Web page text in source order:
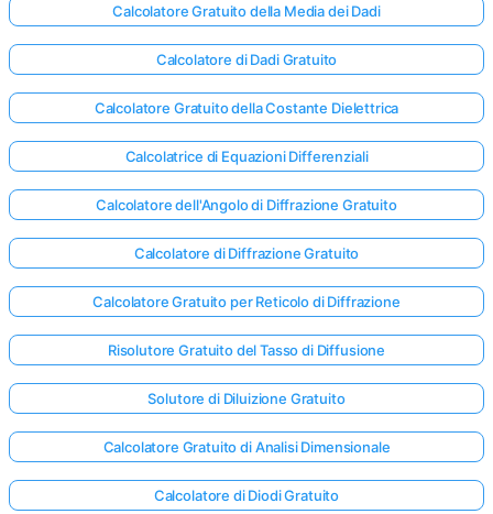
Accedi
qui!
Calcolatore Gratuito della Media dei Dadi
Calcolatore di Dadi Gratuito
Calcolatore Gratuito della Costante Dielettrica
Calcolatrice di Equazioni Differenziali
Calcolatore dell'Angolo di Diffrazione Gratuito
Calcolatore di Diffrazione Gratuito
Calcolatore Gratuito per Reticolo di Diffrazione
Risolutore Gratuito del Tasso di Diffusione
Solutore di Diluizione Gratuito
Calcolatore Gratuito di Analisi Dimensionale
Calcolatore di Diodi Gratuito